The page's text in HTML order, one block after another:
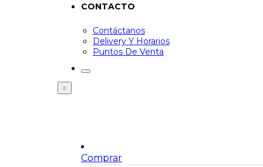
CONTACTO
Contáctanos
Delivery Y Horarios
Puntos De Venta
Comprar